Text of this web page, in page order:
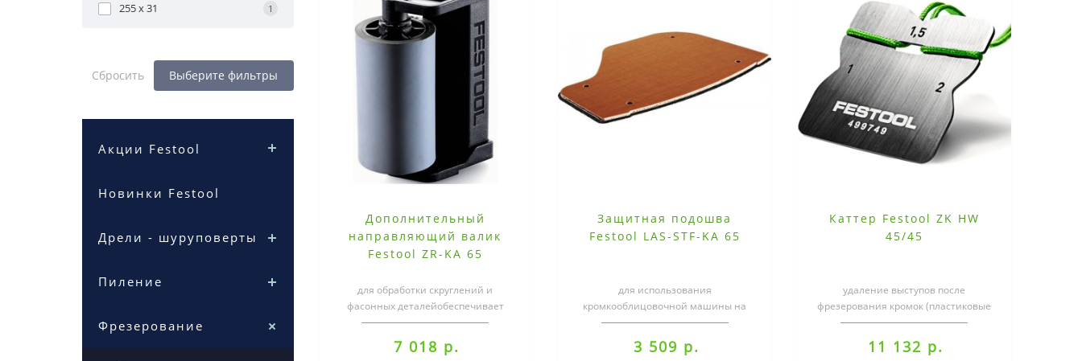
255 x 31 1
Сбросить Выберите фильтры
Акции Festool
Новинки Festool
Дрели - шуруповерты
Пиление
Фрезерование
Дополнительный
направляющий валик
Festool ZR-KA 65
для обработки скруглений и
фасонных деталейобеспечивает
дополнительную точку прижима при
склеивании ..
7 018 р.
Защитная подошва
Festool LAS-STF-KA 65
для использования
кромкооблицовочной машины на
хрупких или глянцевых
поверхностяхСпециализацияКрепле..
3 509 р.
Каттер Festool ZK HW
45/45
удаление выступов после
фрезерования кромок (пластиковые
кромки) без повреждения
поверхности заготов..
11 132 р.